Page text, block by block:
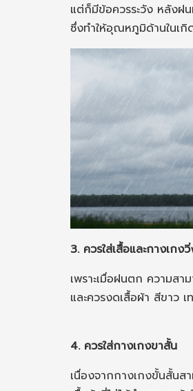
แต่ก็มีข้อควรระวัง หลังฝ
ซึ่งทำให้อุณหภูมิด้านในเกิ
3. ควรใส่เสื้อและกางเกง
เพราะเมื่อฝนตก ความสา
และควรงดเสื้อผ้า สีขาว
4. ควรใส่กางเกงขาสั้น
เนื่องจากกางเกงขั้นสั้นส